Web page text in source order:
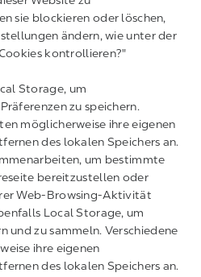
sie blockieren oder löschen,
ändern, wie unter der
kontrollieren?"
Storage, um
zu speichern.
möglicherweise ihre eigenen
des lokalen Speichers an.
um bestimmte
bereitzustellen oder
Web-Browsing-Aktivität
Local Storage, um
und zu sammeln. Verschiedene
ihre eigenen
des lokalen Speichers an.